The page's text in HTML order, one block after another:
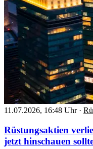
11.07.2026, 16:48 Uhr ·
Rüstungsaktien
jetzt hinschauen